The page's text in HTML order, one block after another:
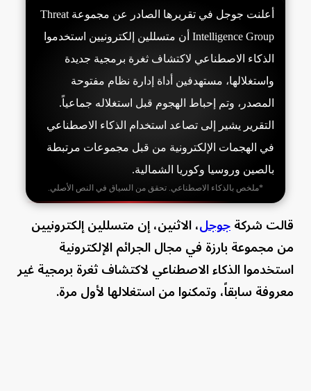
أعلنت جوجل في تقريرها الصادر عن مجموعة Threat
Intelligence Group أن متسللين إلكترونيين استخدموا
الذكاء الاصطناعي لاكتشاف ثغرة برمجية جديدة
واستغلالها، مستهدفين أداة إدارة نظام مفتوحة
المصدر، وتم إحباط الهجوم قبل استغلاله جماعياً.
التقرير يشير إلى تصاعد استخدام الذكاء الاصطناعي
في الهجمات الإلكترونية من قبل مجموعات مرتبطة
بالصين وروسيا وكوريا الشمالية.
*ملخص بالذكاء الاصطناعي. تحقق من السياق في النص الأصلي.
قالت شركةجوجل، الاثنين، إن متسللين إلكترونيين
من مجموعة بارزة في مجال الجرائم الإلكترونية
استخدموا الذكاء الاصطناعي لاكتشاف ثغرة برمجية غير
معروفة سابقاً، وتمكنوا من استغلالها لأول مرة.